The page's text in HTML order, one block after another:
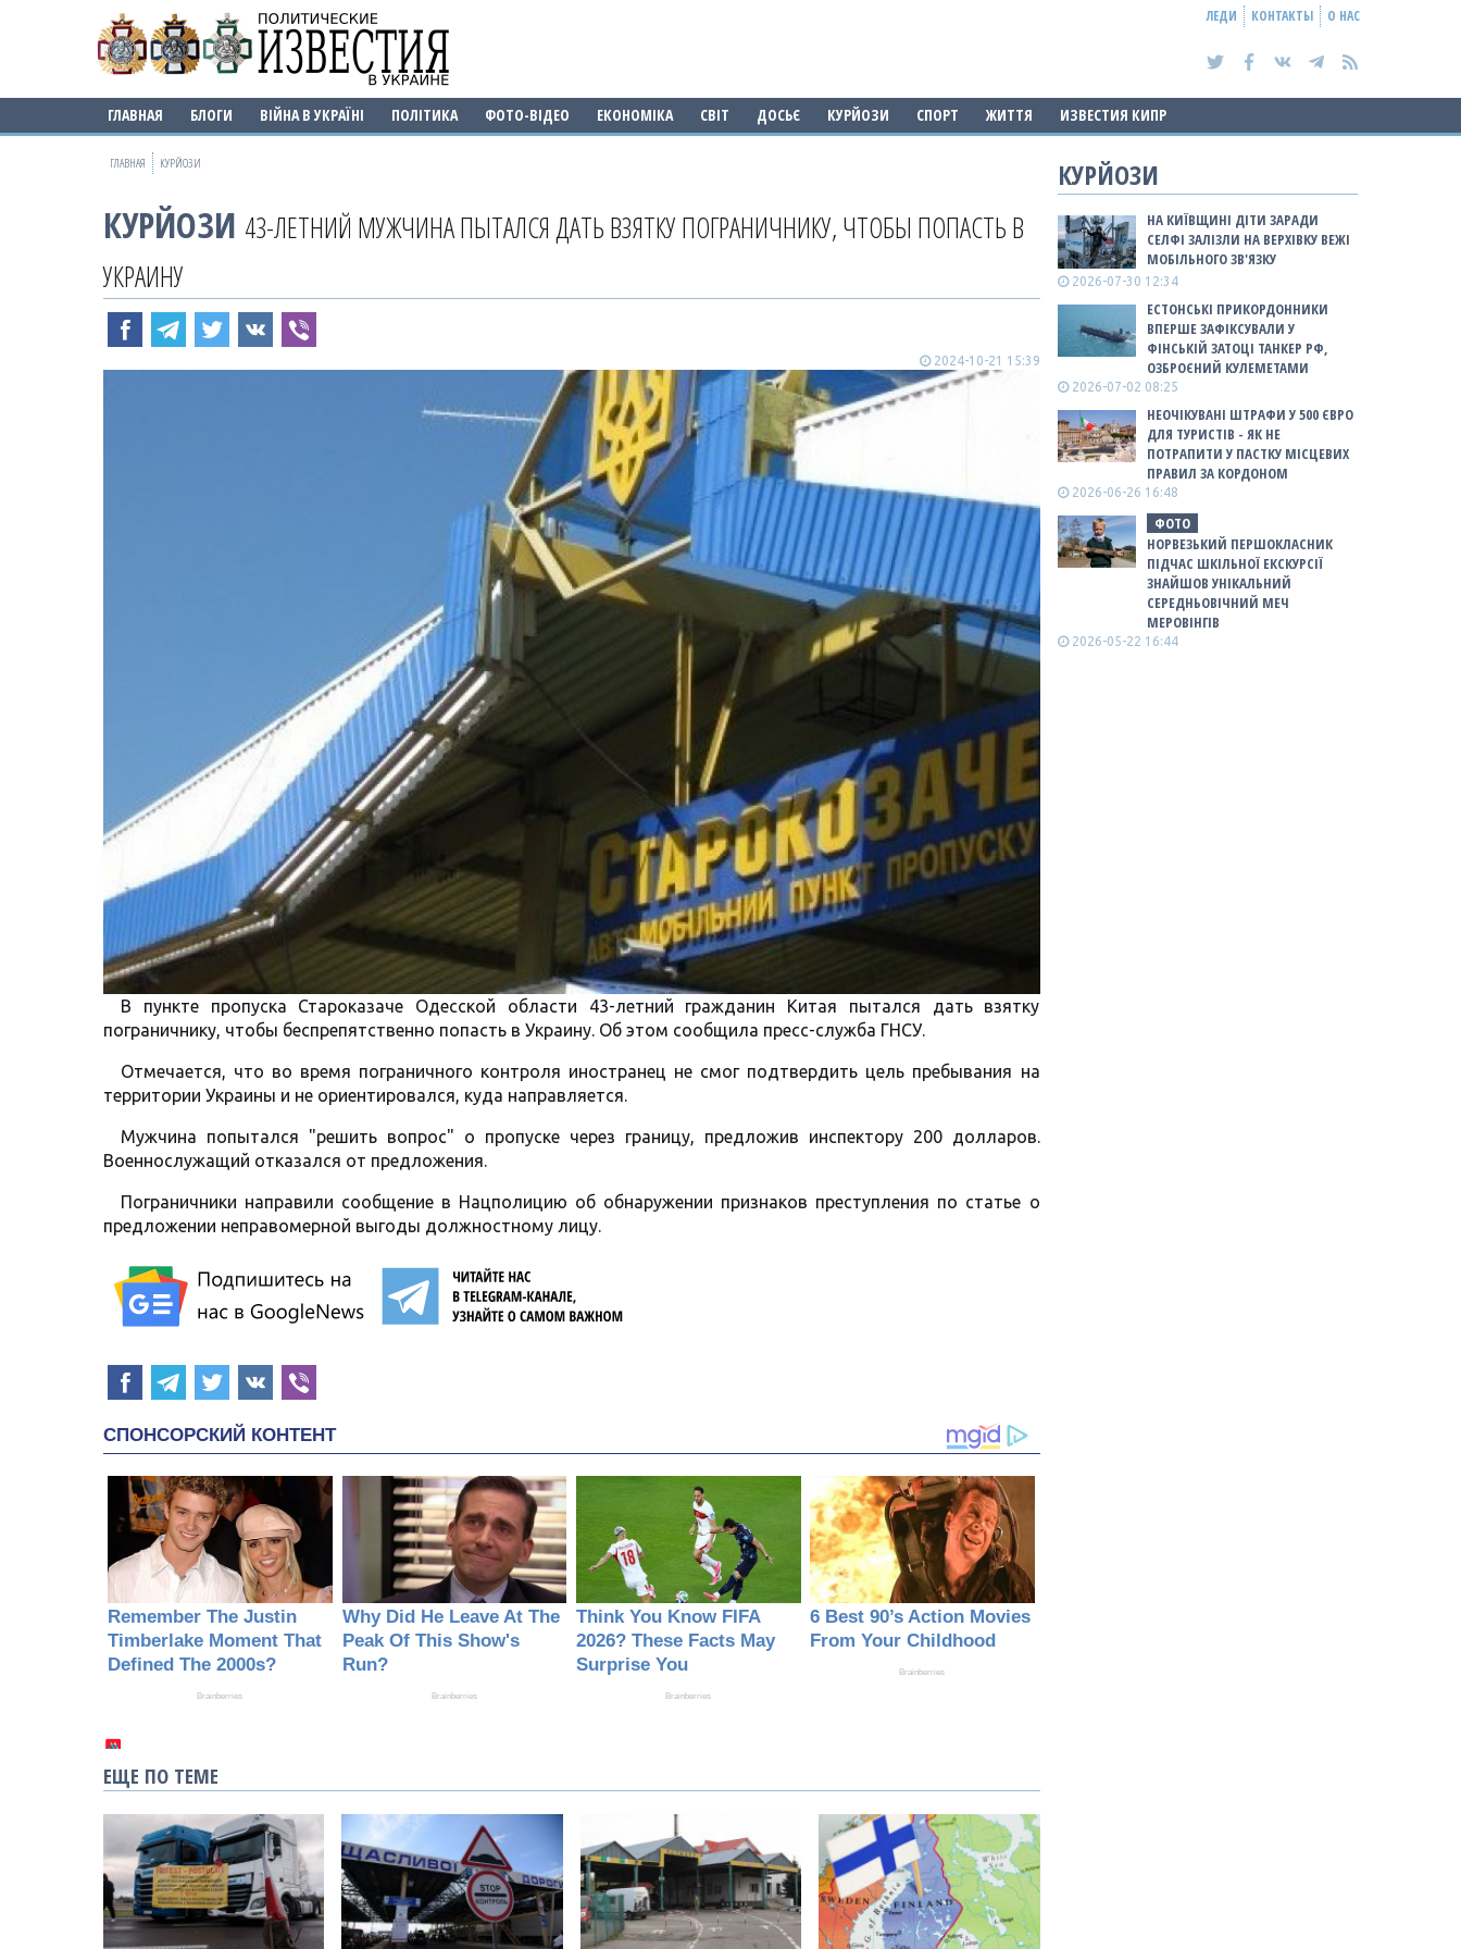
ЛЕДИ КОНТАКТЫ О НАС
ГЛАВНАЯ БЛОГИ ВІЙНА В УКРАЇНІ ПОЛІТИКА ФОТО-ВІДЕО ЕКОНОМІКА СВІТ ДОСЬЄ КУРЙОЗИ СПОРТ ЖИТТЯ ИЗВЕСТИЯ КИПР
ГЛАВНАЯ КУРЙОЗИ
КУРЙОЗИ 43-ЛЕТНИЙ МУЖЧИНА ПЫТАЛСЯ ДАТЬ ВЗЯТКУ ПОГРАНИЧНИКУ, ЧТОБЫ ПОПАСТЬ В
УКРАИНУ
2024-10-21 15:39
В пункте пропуска Староказаче Одесской области 43-летний гражданин Китая пытался дать взятку
пограничнику, чтобы беспрепятственно попасть в Украину. Об этом сообщила пресс-служба ГНСУ.
Отмечается, что во время пограничного контроля иностранец не смог подтвердить цель пребывания на
территории Украины и не ориентировался, куда направляется.
Мужчина попытался "решить вопрос" о пропуске через границу, предложив инспектору 200 долларов.
Военнослужащий отказался от предложения.
Пограничники направили сообщение в Нацполицию об обнаружении признаков преступления по статье о
предложении неправомерной выгоды должностному лицу.
ЕЩЕ ПО ТЕМЕ
КУРЙОЗИ
НА КИЇВЩИНІ ДІТИ ЗАРАДИ
СЕЛФІ ЗАЛІЗЛИ НА ВЕРХІВКУ ВЕЖІ
МОБІЛЬНОГО ЗВ'ЯЗКУ
2026-07-30 12:34
ЕСТОНСЬКІ ПРИКОРДОННИКИ
ВПЕРШЕ ЗАФІКСУВАЛИ У
ФІНСЬКІЙ ЗАТОЦІ ТАНКЕР РФ,
ОЗБРОЄНИЙ КУЛЕМЕТАМИ
2026-07-02 08:25
НЕОЧІКУВАНІ ШТРАФИ У 500 ЄВРО
ДЛЯ ТУРИСТІВ - ЯК НЕ
ПОТРАПИТИ У ПАСТКУ МІСЦЕВИХ
ПРАВИЛ ЗА КОРДОНОМ
2026-06-26 16:48
ФОТО
НОРВЕЗЬКИЙ ПЕРШОКЛАСНИК
ПІДЧАС ШКІЛЬНОЇ ЕКСКУРСІЇ
ЗНАЙШОВ УНІКАЛЬНИЙ
СЕРЕДНЬОВІЧНИЙ МЕЧ
МЕРОВІНГІВ
2026-05-22 16:44